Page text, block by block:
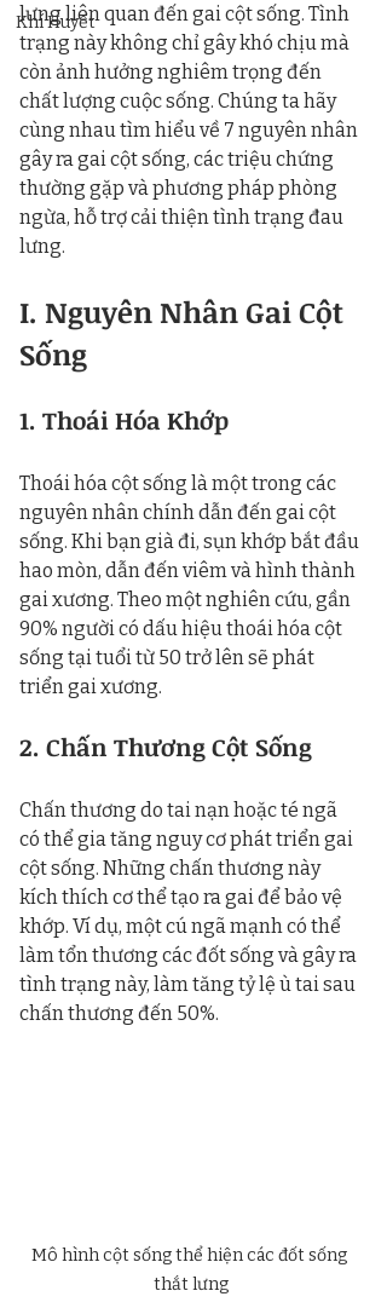
Khí Huyết
lưng liên quan đến gai cột sống. Tình
trạng này không chỉ gây khó chịu mà
còn ảnh hưởng nghiêm trọng đến
chất lượng cuộc sống. Chúng ta hãy
cùng nhau tìm hiểu về 7 nguyên nhân
gây ra gai cột sống, các triệu chứng
thường gặp và phương pháp phòng
ngừa, hỗ trợ cải thiện tình trạng đau
lưng.
I. Nguyên Nhân Gai Cột
Sống
1. Thoái Hóa Khớp
Thoái hóa cột sống là một trong các
nguyên nhân chính dẫn đến gai cột
sống. Khi bạn già đi, sụn khớp bắt đầu
hao mòn, dẫn đến viêm và hình thành
gai xương. Theo một nghiên cứu, gần
90% người có dấu hiệu thoái hóa cột
sống tại tuổi từ 50 trở lên sẽ phát
triển gai xương.
2. Chấn Thương Cột Sống
Chấn thương do tai nạn hoặc té ngã
có thể gia tăng nguy cơ phát triển gai
cột sống. Những chấn thương này
kích thích cơ thể tạo ra gai để bảo vệ
khớp. Ví dụ, một cú ngã mạnh có thể
làm tổn thương các đốt sống và gây ra
tình trạng này, làm tăng tỷ lệ ù tai sau
chấn thương đến 50%.
Mô hình cột sống thể hiện các đốt sống
thắt lưng